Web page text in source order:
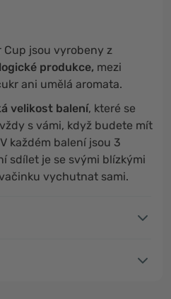
jsou vyrobeny z
produkce, mezi
ani umělá aromata.
velikost balení, které se
s vámi, když budete mít
každém balení jsou 3
sdílet je se svými blízkými
vychutnat sami.